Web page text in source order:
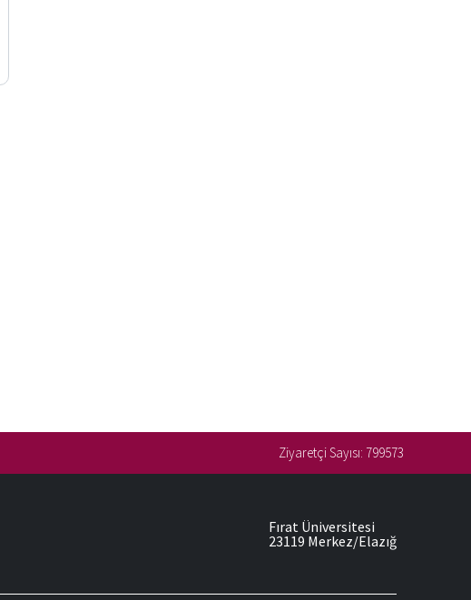
Ziyaretçi Sayısı: 799573
Fırat Üniversitesi
23119 Merkez/Elazığ